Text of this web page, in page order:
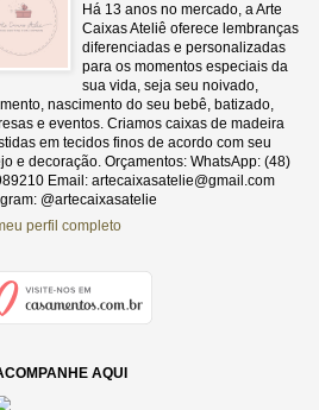
Há 13 anos no mercado, a Arte
Caixas Ateliê oferece lembranças
diferenciadas e personalizadas
para os momentos especiais da
sua vida, seja seu noivado,
nascimento do seu bebê, batizado,
e eventos. Criamos caixas de madeira
em tecidos finos de acordo com seu
e decoração. Orçamentos: WhatsApp: (48)
Email: artecaixasatelie@gmail.com
@artecaixasatelie
perfil completo
AQUI